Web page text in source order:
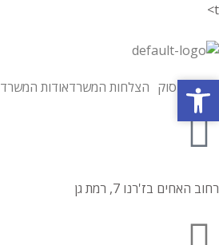
t>
תחומי עיסוק הצלחות המשרדאודות המשרד
רחוב האחים בז'רנו 7, רמת גן
פתח סרגל נגישות
פתח סרגל נגישות